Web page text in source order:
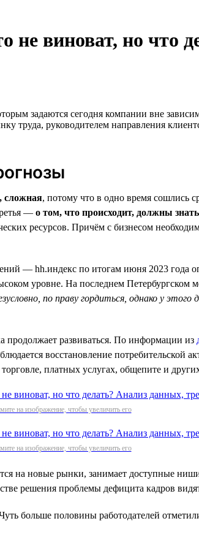
не виноват, но что
задаются сегодня компании вне
руководителем направления
сложная, потому что в одно время сошлись
— о том, что происходит, должны
ресурсов. Причём с бизнесом
— hh.индекс по итогам июня 2023 года
уровне. На последнем
по праву гордиться, однако у
продолжает развиваться. По информации из
восстановление потребительской
платных услугах, общепите и
на изображение, чтобы увеличить его
на изображение, чтобы увеличить его
на новые рынки, занимает
решения проблемы дефицита кадров
больше половины работодателей